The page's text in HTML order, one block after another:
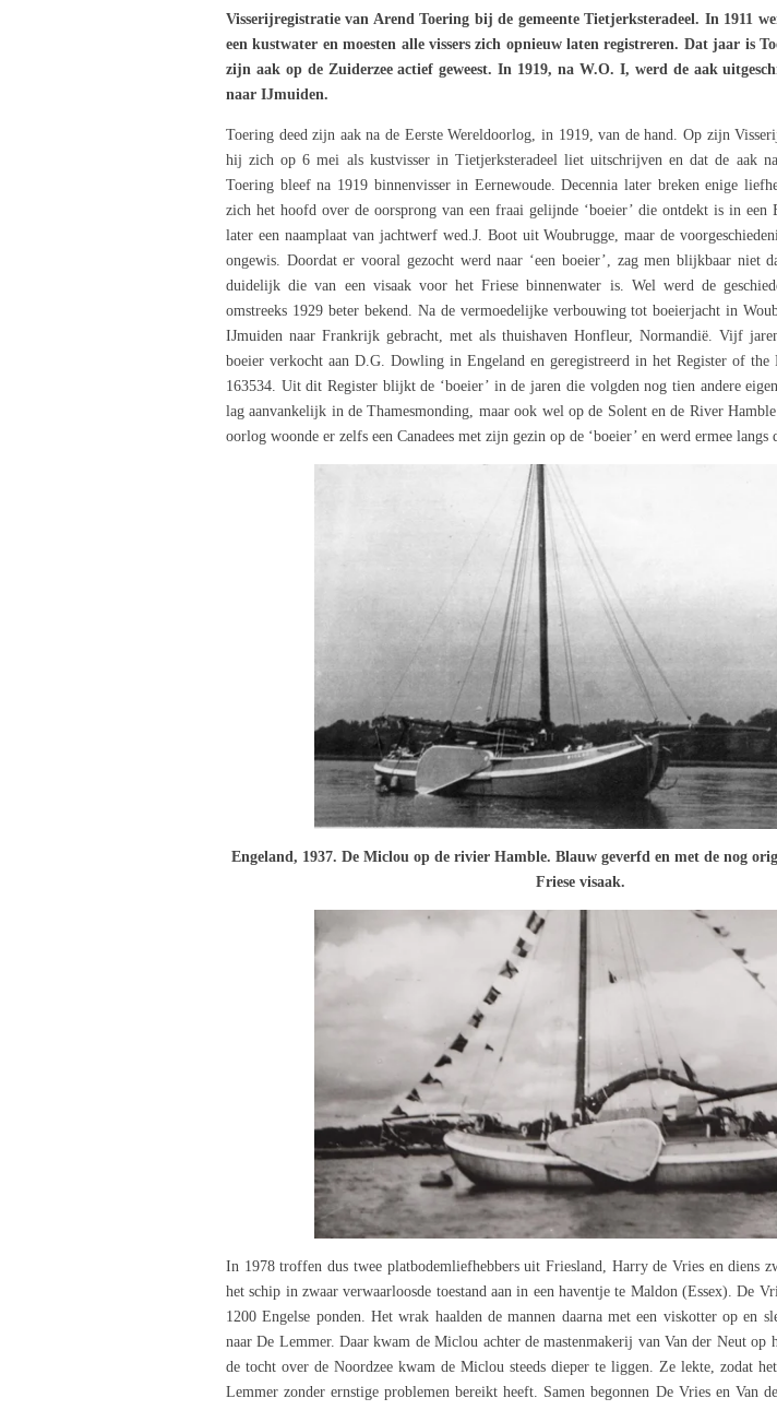
Visserijregistratie van Arend Toering bij de gemeente Tietjerksteradeel. In 1911
een kustwater en moesten alle vissers zich opnieuw laten registreren. Dat jaar is
zijn aak op de Zuiderzee actief geweest. In 1919, na W.O. I, werd de aak
naar IJmuiden.
Toering deed zijn aak na de Eerste Wereldoorlog, in 1919, van de hand. Op zijn
hij zich op 6 mei als kustvisser in Tietjerksteradeel liet uitschrijven en dat de aak
Toering bleef na 1919 binnenvisser in Eernewoude. Decennia later breken enige
zich het hoofd over de oorsprong van een fraai gelijnde ‘boeier’ die ontdekt is in een
later een naamplaat van jachtwerf wed.J. Boot uit Woubrugge, maar de
ongewis. Doordat er vooral gezocht werd naar ‘een boeier’, zag men blijkbaar niet
duidelijk die van een visaak voor het Friese binnenwater is. Wel werd de
omstreeks 1929 beter bekend. Na de vermoedelijke verbouwing tot boeierjacht in
IJmuiden naar Frankrijk gebracht, met als thuishaven Honfleur, Normandië. Vijf
boeier verkocht aan D.G. Dowling in Engeland en geregistreerd in het Register of the
163534. Uit dit Register blijkt de ‘boeier’ in de jaren die volgden nog tien andere
lag aanvankelijk in de Thamesmonding, maar ook wel op de Solent en de River
oorlog woonde er zelfs een Canadees met zijn gezin op de ‘boeier’ en werd ermee langs
Engeland, 1937. De Miclou op de rivier Hamble. Blauw geverfd en met de nog
Friese visaak.
In 1978 troffen dus twee platbodemliefhebbers uit Friesland, Harry de Vries en diens
het schip in zwaar verwaarloosde toestand aan in een haventje te Maldon (Essex). De
1200 Engelse ponden. Het wrak haalden de mannen daarna met een viskotter op en
naar De Lemmer. Daar kwam de Miclou achter de mastenmakerij van Van der Neut op
de tocht over de Noordzee kwam de Miclou steeds dieper te liggen. Ze lekte, zodat
Lemmer zonder ernstige problemen bereikt heeft. Samen begonnen De Vries en Van